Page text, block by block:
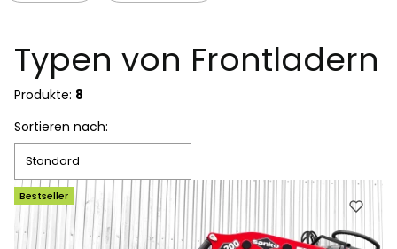
Typen von Frontladern
Produkte: 8
Produktliste
Sortieren nach:
Standard
Bestseller